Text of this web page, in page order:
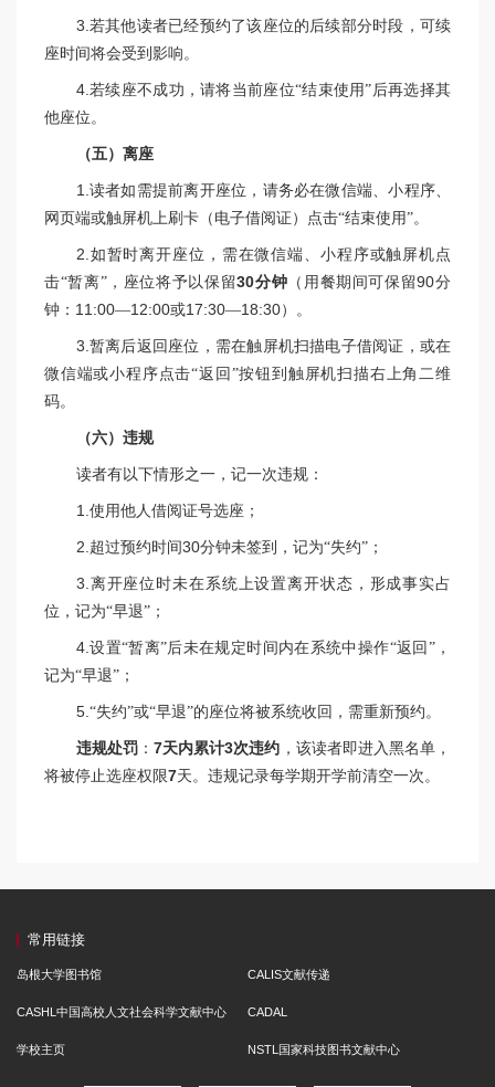
3.若其他读者已经预约了该座位的后续部分时段，可续
座时间将会受到影响。
4.若续座不成功，请将当前座位“结束使用”后再选择其
他座位。
（五）离座
1.读者如需提前离开座位，请务必在微信端、小程序、
网页端或触屏机上刷卡（电子借阅证）点击“结束使用”。
2.如暂时离开座位，需在微信端、小程序或触屏机点
击“暂离”，座位将予以保留30分钟 （用餐期间可保留90分
钟： 11:00—12:00或17:30—18:30）。
3.暂离后返回座位，需在触屏机扫描电子借阅证，或在
微信端或小程序点击“返回”按钮到触屏机扫描右上角二维
码。
（六）违规
读者有以下情形之一，记一次违规：
1.使用他人借阅证号选座；
2.超过预约时间30分钟未签到，记为“失约”；
3.离开座位时未在系统上设置离开状态，形成事实占
位，记为“早退”；
4.设置“暂离”后未在规定时间内在系统中操作“返回”，
记为“早退”；
5.“失约”或“早退”的座位将被系统收回，需重新预约。
违规处罚 ：7天内累计3次违约 ，该读者即进入黑名单，
将被停止选座权限7天。违规记录每学期开学前清空一次。
常用链接
岛根大学图书馆 CALIS文献传递
CASHL中国高校人文社会科学文献中心 CADAL
学校主页 NSTL国家科技图书文献中心